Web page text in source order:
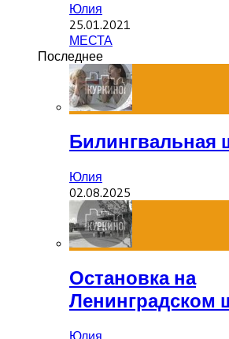
Юлия
25.01.2021
МЕСТА
Последнее
Билингвальная
Юлия
02.08.2025
Остановка на
Ленинградском
Юлия